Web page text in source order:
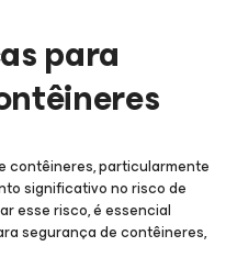
para
contêineres, particularmente
significativo no risco de
esse risco, é essencial
segurança de contêineres,